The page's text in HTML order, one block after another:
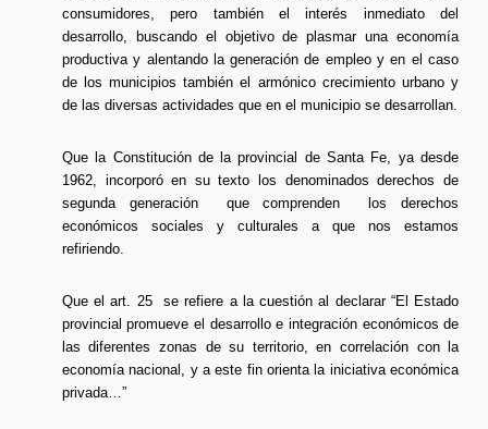
consumidores, pero también el interés inmediato del
desarrollo, buscando el objetivo de plasmar una economía
productiva y alentando la generación de empleo y en el caso
de los municipios también el armónico crecimiento urbano y
de las diversas actividades que en el municipio se desarrollan.
Que la Constitución de la provincial de Santa Fe, ya desde
1962, incorporó en su texto los denominados derechos de
segunda generación que comprenden los derechos
económicos sociales y culturales a que nos estamos
refiriendo.
Que el art. 25 se refiere a la cuestión al declarar “El Estado
provincial promueve el desarrollo e integración económicos de
las diferentes zonas de su territorio, en correlación con la
economía nacional, y a este fin orienta la iniciativa económica
privada…”